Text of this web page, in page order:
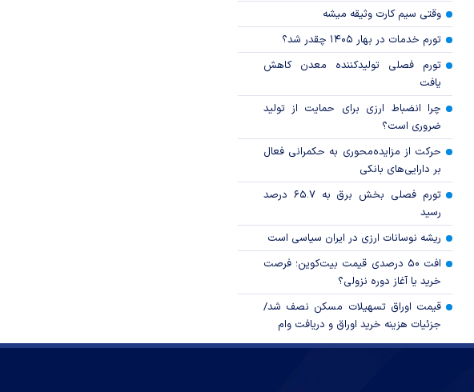
وقتی سیم کارت وثیقه میشه
تورم خدمات در بهار ۱۴۰۵ چقدر شد؟
تورم فصلی تولیدکننده معدن کاهش
یافت
چرا انضباط ارزی برای حمایت از تولید
ضروری است؟
حرکت از مزایده‌محوری به حکمرانی فعال
بر دارایی‌های بانکی
تورم فصلی بخش برق به ۶۵.۷ درصد
رسید
ریشه نوسانات ارزی در ایران سیاسی است
افت ۵۰ درصدی قیمت بیت‌کوین؛ فرصت
خرید یا آغاز دوره نزولی؟
قیمت اوراق تسهیلات مسکن نصف شد/
جزئیات هزینه خرید اوراق و دریافت وام